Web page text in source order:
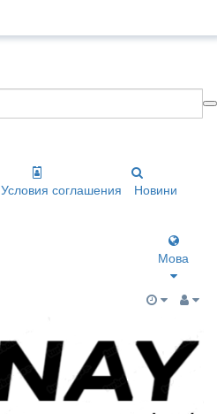
Условия соглашения
Новини
Мова